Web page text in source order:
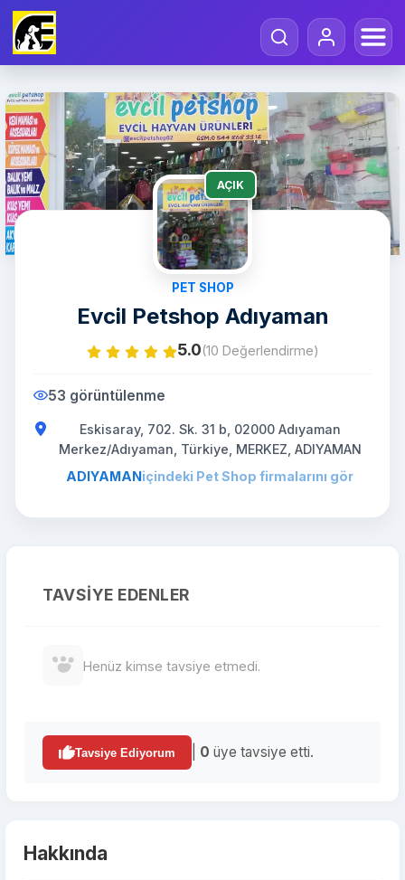
AÇIK
PET SHOP
Evcil Petshop Adıyaman
5.0(10 Değerlendirme)
53 görüntülenme
Eskisaray, 702. Sk. 31 b, 02000 Adıyaman
Merkez/Adıyaman, Türkiye, MERKEZ, ADIYAMAN
ADIYAMANiçindeki Pet Shop firmalarını gör
TAVSIYE EDENLER
Henüz kimse tavsiye etmedi.
Tavsiye Ediyorum 0 üye tavsiye etti.
Hakkında